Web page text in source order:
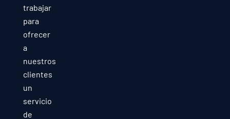
trabajar
para
ofrecer
a
nuestros
clientes
un
servicio
de